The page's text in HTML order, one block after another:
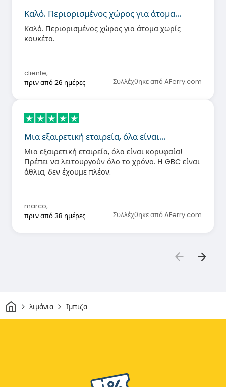
Καλό. Περιορισμένος χώρος για άτομα…
Καλό. Περιορισμένος χώρος για άτομα χωρίς
κουκέτα.
cliente,
πριν από 26 ημέρες
Συλλέχθηκε από AFerry.com
Μια εξαιρετική εταιρεία, όλα είναι…
Μια εξαιρετική εταιρεία, όλα είναι κορυφαία!
Πρέπει να λειτουργούν όλο το χρόνο. Η GBC είναι
άθλια, δεν έχουμε πλέον.
marco,
πριν από 38 ημέρες
Συλλέχθηκε από AFerry.com
Σπίτιλιμάνια Ίμπιζα